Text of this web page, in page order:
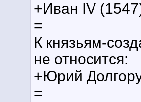
+Иван IV
=
К князьям-
не относится:
+Юрий
=